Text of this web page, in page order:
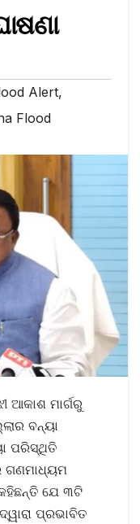
Alert,
Flood
ଆକାଶ ମାର୍ଗରୁ
ବନ୍ୟା
ପରିସ୍ଥିତି
ଗଣମାଧ୍ୟମ
ଯେ ୩ଟି
ପ୍ରଭାବିତ